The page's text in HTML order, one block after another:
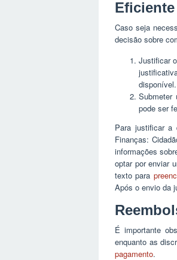
Eficiente
Caso seja
decisão sobre
Justificar
disponível.
Submeter
pode ser
Para justificar a
Finanças:
informações
optar por enviar
texto para
Após o envio da
É importante
enquanto as
pagamento.